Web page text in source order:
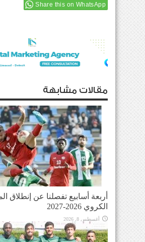
Share this on WhatsApp
مقالات مشابهة
أربعة أسابيع تفصلنا عن إنطلاق
الكروي 2026-2027
أغسطس 8, 2026